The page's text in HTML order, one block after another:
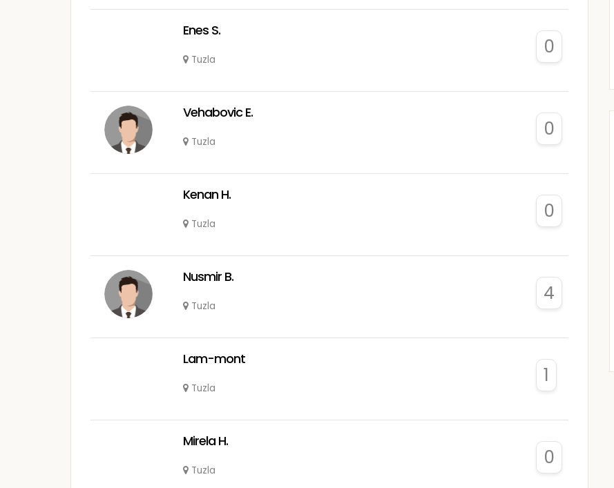
Enes S.
Tuzla
0
Vehabovic E.
Tuzla
0
Kenan H.
Tuzla
0
Nusmir B.
Tuzla
4
Lam-mont
Tuzla
1
Mirela H.
Tuzla
0